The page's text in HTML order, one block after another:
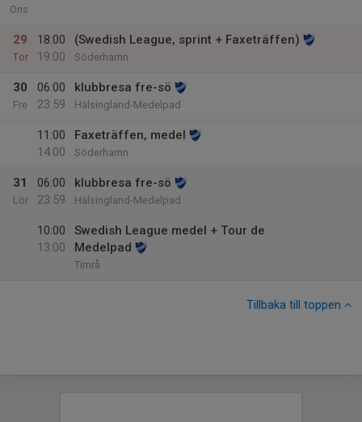
Ons
29
Tor
18:00
19:00
(Swedish League, sprint + Faxeträffen)
Söderhamn
30
Fre
06:00
23:59
klubbresa fre-sö
Hälsingland-Medelpad
11:00
14:00
Faxeträffen, medel
Söderhamn
31
Lör
06:00
23:59
klubbresa fre-sö
Hälsingland-Medelpad
10:00
13:00
Swedish League medel + Tour de
Medelpad
Timrå
Tillbaka till toppen